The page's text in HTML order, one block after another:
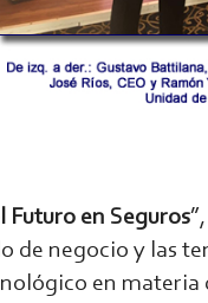
Futuro en Seguros
de negocio y las
en materia